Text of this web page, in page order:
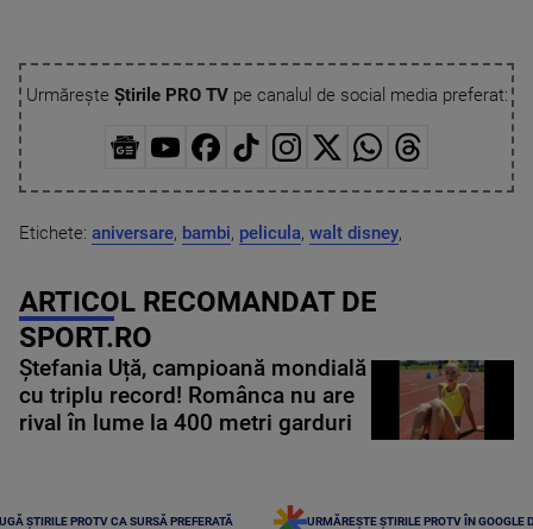
Urmărește Știrile PRO TVpe canalul de social media preferat:
Etichete: aniversare, bambi, pelicula, walt disney,
ARTICOL RECOMANDAT DE
SPORT.RO
Ștefania Uță, campioană mondială
cu triplu record! Românca nu are
rival în lume la 400 metri garduri
ȘTIRILE PROTV CA SURSĂ PREFERATĂ URMĂREȘTE ȘTIRILE PROTV ÎN GOOGLE